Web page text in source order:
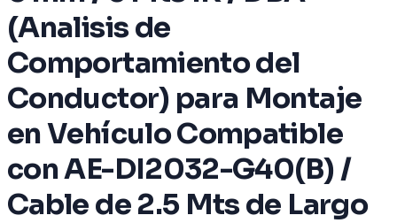
(Analisis de
Comportamiento del
Conductor) para Montaje
en Vehículo Compatible
con AE-DI2032-G40(B) /
Cable de 2.5 Mts de Largo